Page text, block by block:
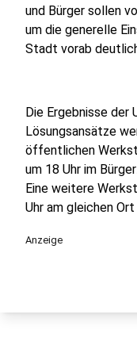
und Bürger sollen
um die generelle
Stadt vorab
Die Ergebnisse der
Lösungsansätze
öffentlichen
um 18 Uhr im
Eine weitere
Uhr am gleichen
Anzeige